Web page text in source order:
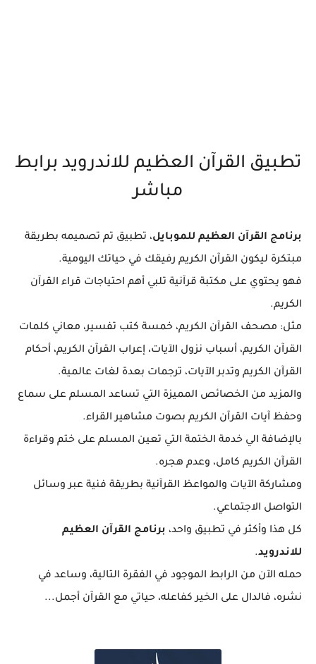
تطبيق القرآن العظيم للاندرويد برابط
مباشر
برنامج القرآن العظيم للموبايل، تطبيق تم تصميمه بطريقة
مبتكرة ليكون القرآن الكريم رفيقك في حياتك اليومية.
فهو يحتوي على مكتبة قرآنية تلبي أهم احتياجات قراء القرآن
الكريم.
مثل: مصحف القرآن الكريم، خمسة كتب تفسير، معاني كلمات
القرآن الكريم، أسباب نزول الآيات، إعراب القرآن الكريم، أحكام
القرآن الكريم وتدبر الآيات، ترجمات بعدة لغات عالمية.
والمزيد من الخصائص المميزة التي تساعد المسلم على سماع
وحفظ آيات القرآن الكريم بصوت مشاهير القراء.
بالإضافة الي خدمة الختمة التي تعين المسلم على ختم وقراءة
القرآن الكريم كامل، وعدم هجره.
ومشاركة الآيات والمواعظ القرآنية بطريقة فنية عبر وسائل
التواصل الاجتماعي.
كل هذا وأكثر في تطبيق واحد، برنامج القرآن العظيم
للاندرويد.
حمله الآن من الرابط الموجود في الفقرة التالية، وساعد في
نشره، فالدال على الخير كفاعله، حياتي مع القرآن أجمل...